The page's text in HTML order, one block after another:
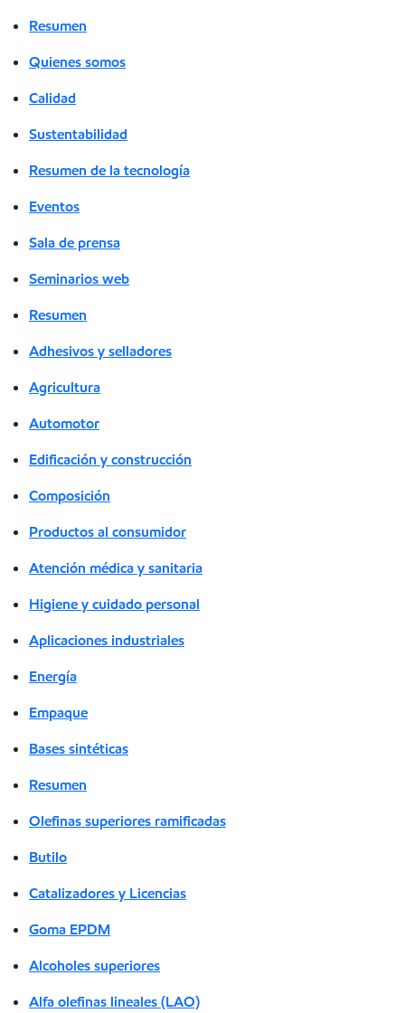
Resumen
Quienes somos
Calidad
Sustentabilidad
Resumen de la tecnología
Eventos
Sala de prensa
Seminarios web
Resumen
Adhesivos y selladores
Agricultura
Automotor
Edificación y construcción
Composición
Productos al consumidor
Atención médica y sanitaria
Higiene y cuidado personal
Aplicaciones industriales
Energía
Empaque
Bases sintéticas
Resumen
Olefinas superiores ramificadas
Butilo
Catalizadores y Licencias
Goma EPDM
Alcoholes superiores
Alfa olefinas lineales (LAO)